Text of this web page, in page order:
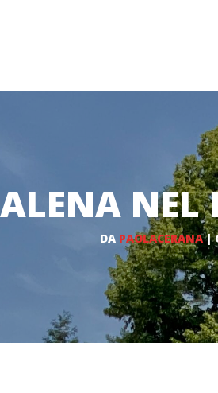
NEL
DA PAOLACERANA|